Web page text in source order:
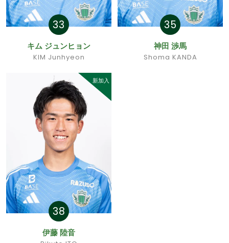
33
キム ジュンヒョン
KIM Junhyeon
35
神田 渉馬
Shoma KANDA
新加入
38
伊藤 陸音